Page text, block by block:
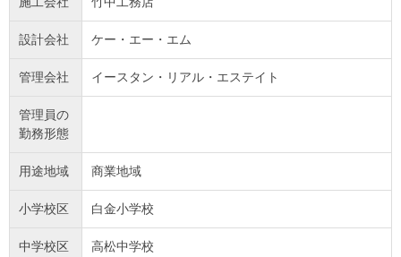
設計会社 ケー・エー・エム
管理会社 イースタン・リアル・エステイト
管理員の
勤務形態
用途地域 商業地域
小学校区 白金小学校
中学校区 高松中学校